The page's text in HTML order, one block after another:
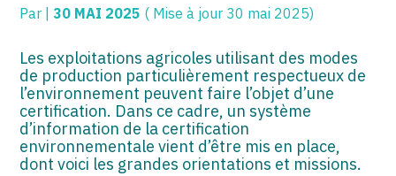
HOLDING
PARTICULIERS
EXPATRIÉ NON RÉSIDANT
IMPATRIÉ / EXPATRIÉ
Être prêt pour la facturation
Par |30 MAI 2025 ( Mise à jour 30 mai 2025)
Les exploitations agricoles utilisant des modes
de production particulièrement respectueux de
l’environnement peuvent faire l’objet d’une
certification. Dans ce cadre, un système
d’information de la certification
environnementale vient d’être mis en place,
dont voici les grandes orientations et missions.